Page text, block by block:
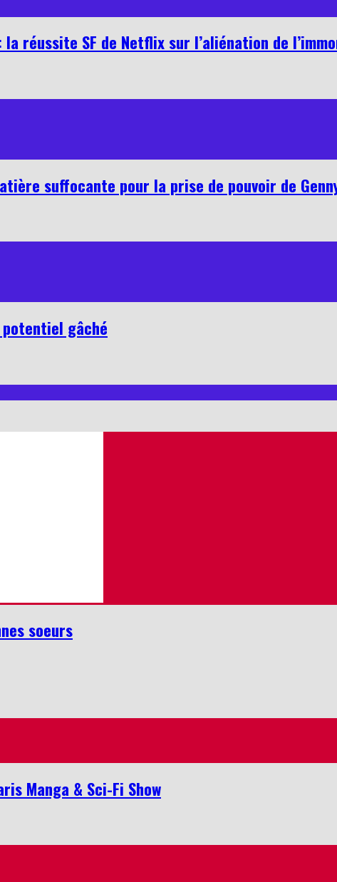
réussite SF de Netflix sur l’aliénation de
suffocante pour la prise de pouvoir de
gâché
soeurs
Manga & Sci-Fi Show